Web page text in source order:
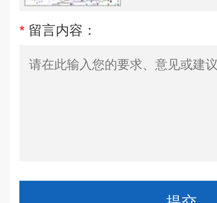
* 留言内容：